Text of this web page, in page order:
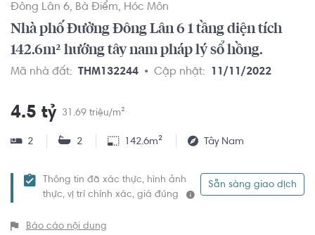
Đông Lân 6 Bà Điểm Hóc Môn
Nhà phố Đường Đông Lân 6 1 tầng diện tích
142.6m² hướng tây nam pháp lý sổ hồng.
Mã nhà đất: THM132244 Cập nhật: 11/11/2022
4.5 tỷ 31.69 triệu/m²
2 2 142.6m² Tây Nam
Thông tin đã xác thực, hình ảnh
thực, vị trí chính xác, giá đúng
Sẵn sàng giao dịch
Báo cáo nội dung